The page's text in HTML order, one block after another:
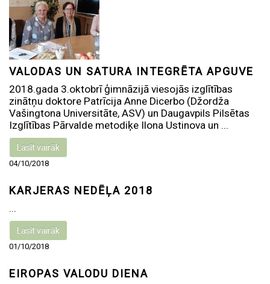
VALODAS UN SATURA INTEGRĒTA APGUVE
2018.gada 3.oktobrī ģimnāzijā viesojās izglītības
zinātņu doktore Patrīcija Anne Dicerbo (Džordža
Vašingtona Universitāte, ASV) un Daugavpils Pilsētas
Izglītības Pārvalde metodiķe Ilona Ustinova un ...
Lasīt vairāk
04/10/2018
KARJERAS NEDĒĻA 2018
...
Lasīt vairāk
01/10/2018
EIROPAS VALODU DIENA